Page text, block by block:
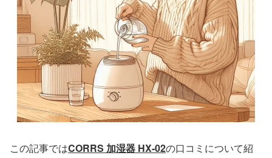
この記事ではCORRS 加湿器 HX-02の口コミについて紹